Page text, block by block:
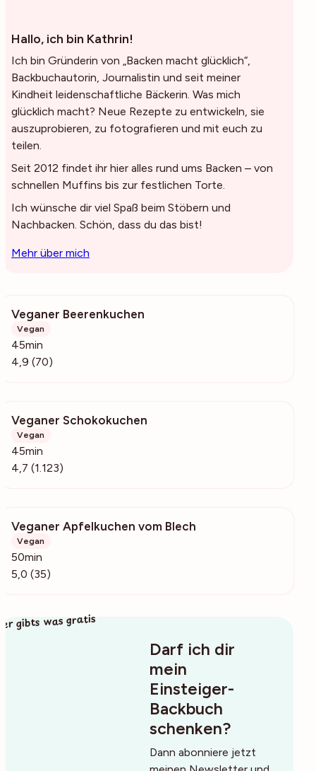
Hallo, ich bin Kathrin!
Ich bin Gründerin von „Backen macht glücklich“,
Backbuchautorin, Journalistin und seit meiner
Kindheit leidenschaftliche Bäckerin. Was mich
glücklich macht? Neue Rezepte zu entwickeln, sie
auszuprobieren, zu fotografieren und mit euch zu
teilen.
Seit 2012 findet ihr hier alles rund ums Backen – von
schnellen Muffins bis zur festlichen Torte.
Ich wünsche dir viel Spaß beim Stöbern und
Nachbacken. Schön, dass du das bist!
Mehr über mich
Veganer Beerenkuchen
Vegan
45min
4,9 (70)
Veganer Schokokuchen
Vegan
45min
4,7 (1.123)
Veganer Apfelkuchen vom Blech
Vegan
50min
5,0 (35)
Darf ich dir
mein
Einsteiger-
Backbuch
schenken?
Dann abonniere jetzt
gibts was gratis